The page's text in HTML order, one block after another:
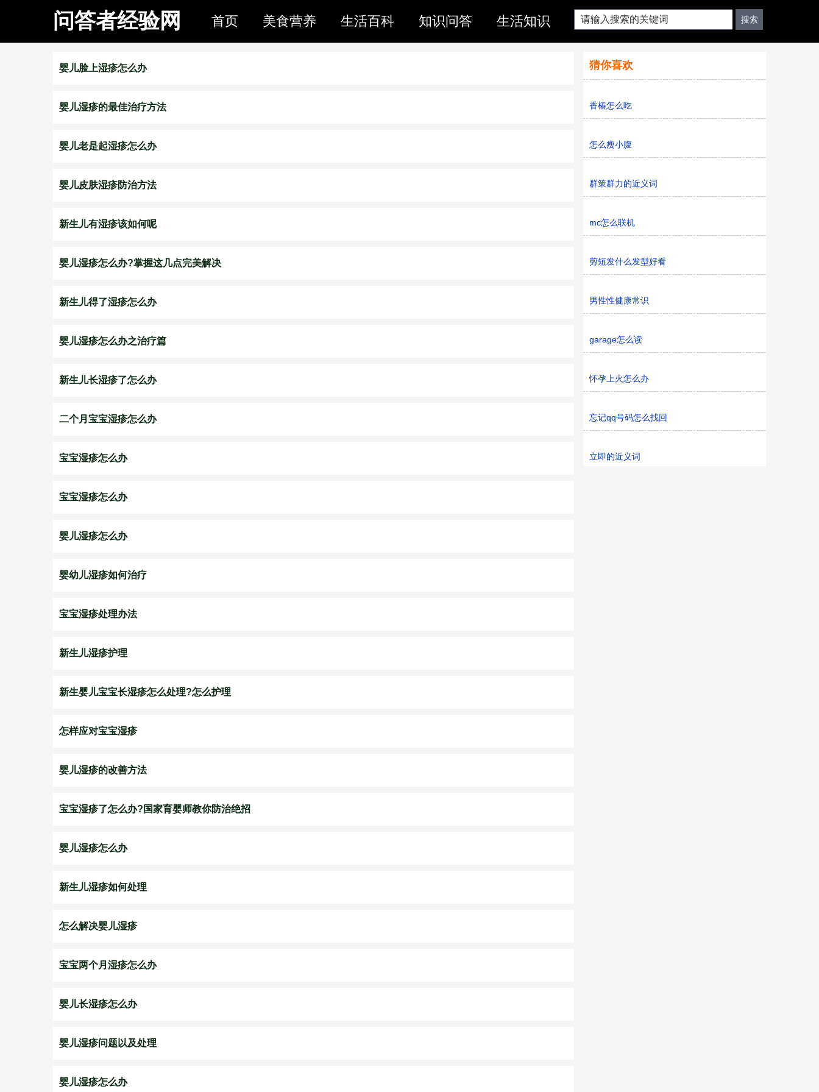
问答者经验网 首页 美食营养 生活百科 知识问答 生活知识
婴儿脸上湿疹怎么办
婴儿湿疹的最佳治疗方法
婴儿老是起湿疹怎么办
婴儿皮肤湿疹防治方法
新生儿有湿疹该如何呢
婴儿湿疹怎么办?掌握这几点完美解决
新生儿得了湿疹怎么办
婴儿湿疹怎么办之治疗篇
新生儿长湿疹了怎么办
二个月宝宝湿疹怎么办
宝宝湿疹怎么办
宝宝湿疹怎么办
婴儿湿疹怎么办
婴幼儿湿疹如何治疗
宝宝湿疹处理办法
新生儿湿疹护理
新生婴儿宝宝长湿疹怎么处理?怎么护理
怎样应对宝宝湿疹
婴儿湿疹的改善方法
宝宝湿疹了怎么办?国家育婴师教你防治绝招
婴儿湿疹怎么办
新生儿湿疹如何处理
怎么解决婴儿湿疹
宝宝两个月湿疹怎么办
婴儿长湿疹怎么办
婴儿湿疹问题以及处理
婴儿湿疹怎么办
猜你喜欢
香椿怎么吃
怎么瘦小腹
群策群力的近义词
mc怎么联机
剪短发什么发型好看
男性性健康常识
garage怎么读
怀孕上火怎么办
忘记qq号码怎么找回
立即的近义词